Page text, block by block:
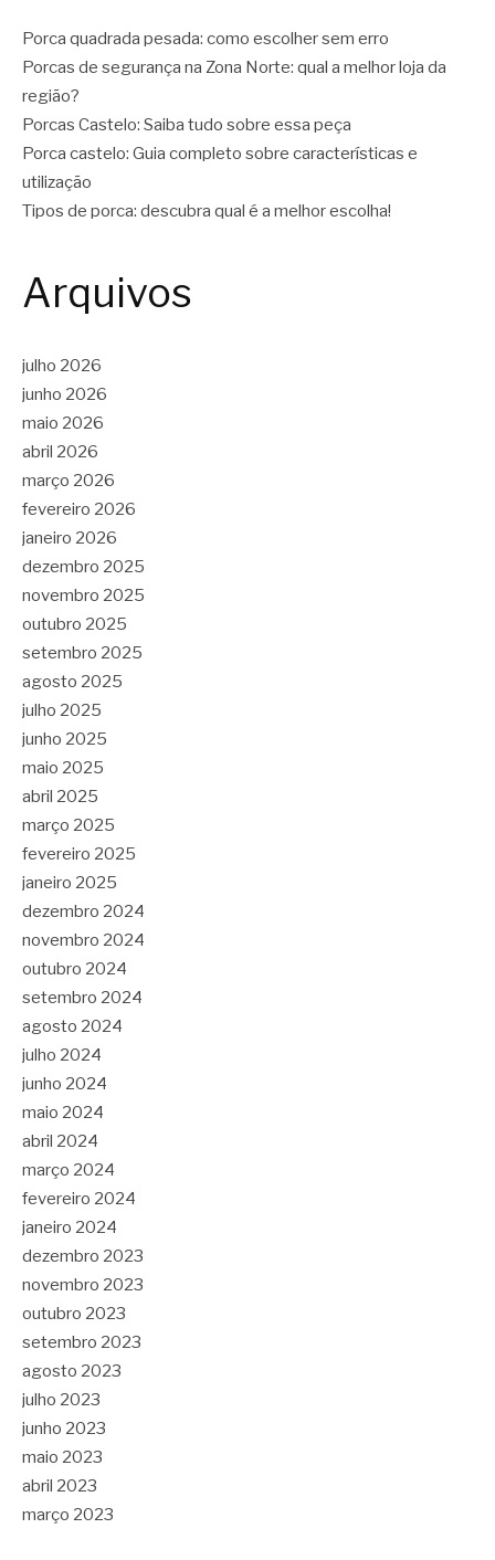
Porca quadrada pesada: como escolher sem erro
Porcas de segurança na Zona Norte: qual a melhor loja da
região?
Porcas Castelo: Saiba tudo sobre essa peça
Porca castelo: Guia completo sobre características e
utilização
Tipos de porca: descubra qual é a melhor escolha!
Arquivos
julho 2026
junho 2026
maio 2026
abril 2026
março 2026
fevereiro 2026
janeiro 2026
dezembro 2025
novembro 2025
outubro 2025
setembro 2025
agosto 2025
julho 2025
junho 2025
maio 2025
abril 2025
março 2025
fevereiro 2025
janeiro 2025
dezembro 2024
novembro 2024
outubro 2024
setembro 2024
agosto 2024
julho 2024
junho 2024
maio 2024
abril 2024
março 2024
fevereiro 2024
janeiro 2024
dezembro 2023
novembro 2023
outubro 2023
setembro 2023
agosto 2023
julho 2023
junho 2023
maio 2023
abril 2023
março 2023